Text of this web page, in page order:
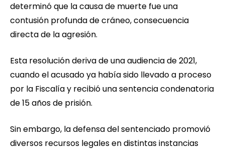
determinó que la causa de muerte fue una
contusión profunda de cráneo, consecuencia
directa de la agresión.
Esta resolución deriva de una audiencia de 2021,
cuando el acusado ya había sido llevado a proceso
por la Fiscalía y recibió una sentencia condenatoria
de 15 años de prisión.
Sin embargo, la defensa del sentenciado promovió
diversos recursos legales en distintas instancias